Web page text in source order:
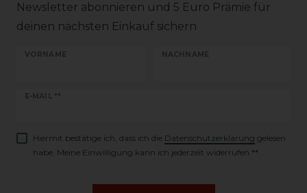
Newsletter abonnieren und 5 Euro Prämie für
deinen nächsten Einkauf sichern
VORNAME NACHNAME
E-MAIL **
Newsletter
Hiermit bestätige ich, dass ich die Daten­schutz­erklärung gelesen
habe. Meine Einwilligung kann ich jederzeit widerrufen.**